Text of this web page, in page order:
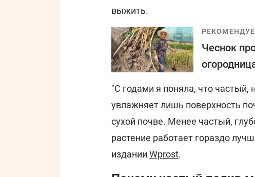
выжить.
Чеснок
"С годами я поняла, что частый,
увлажняет лишь поверхность
сухой почве. Менее частый,
растение работает гораздо
издании Wprost.